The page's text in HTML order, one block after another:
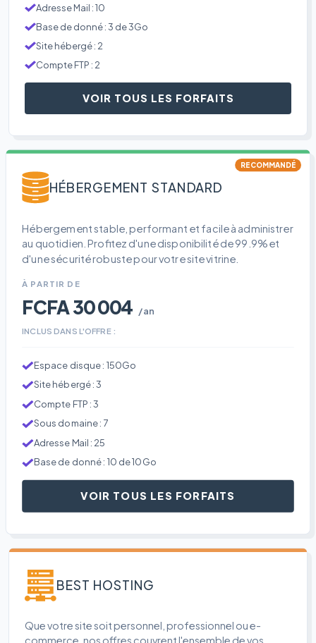
Adresse Mail : 10
Base de donné : 3 de 3Go
Site hébergé : 2
Compte FTP : 2
VOIR TOUS LES FORFAITS
RECOMMANDÉ
HÉBERGEMENT STANDARD
Hébergement stable, performant et facile à administrer
au quotidien. Profitez d'une disponibilité de 99.9% et
d'une sécurité robuste pour votre site vitrine.
À PARTIR DE
FCFA 30 004 /an
INCLUS DANS L'OFFRE :
Espace disque : 150Go
Site hébergé : 3
Compte FTP : 3
Sous domaine : 7
Adresse Mail : 25
Base de donné : 10 de 10Go
VOIR TOUS LES FORFAITS
BEST HOSTING
Que votre site soit personnel, professionnel ou e-
commerce, nos offres couvrent l'ensemble de vos